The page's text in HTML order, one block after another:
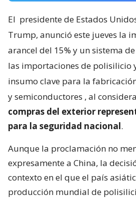
El presidente de Estados
Trump, anunció este jueves la
arancel del 15% y un sistema
las importaciones de polisilicio
insumo clave para la
y semiconductores , al
compras del exterior
para la seguridad nacional.
Aunque la proclamación no
expresamente a China, la
contexto en el que el país
producción mundial de